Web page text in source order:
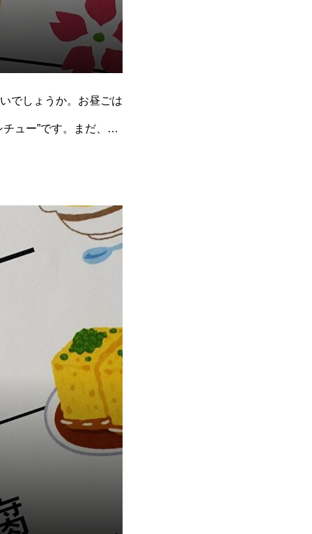
でしょうか。お昼ごは
ュー”です。まだ、ち